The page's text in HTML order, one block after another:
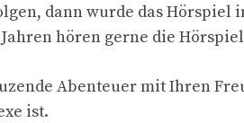
dann wurde das
hören gerne die
Abenteuer mit Ihren
ist.